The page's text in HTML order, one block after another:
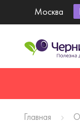
Москва
Главная